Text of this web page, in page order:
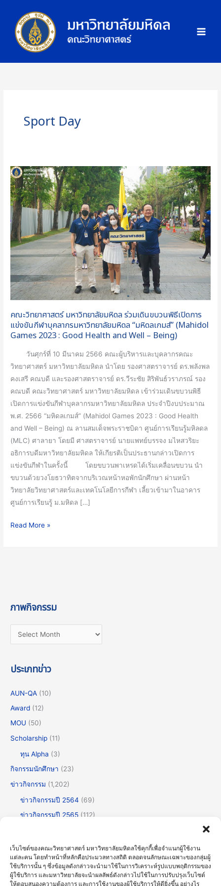
เว็บไซต์ของคณะวิทยาศาสตร์ มหาวิทยาลัยมหิดลใช้คุกกี้เพื่อจำแนกผู้ใช้งาน
แต่ละคน โดยทำหน้าที่หลักคือประมวลทางสถิติ ตลอดจนลักษณะเฉพาะของกลุ่มผู้
ใช้บริการนั้น ๆ ซึ่งข้อมูลดังกล่าวจะนำมาใช้ในการวิเคราะห์รูปแบบพฤติกรรมของ
ผู้ใช้บริการ และมหาวิทยาลัยจะนำผลลัพธ์ดังกล่าวไปใช้ในการปรับปรุงเว็บไซต์
ให้ตอบสนองความต้องการ และการใช้งานของผู้ใช้บริการให้ดียิ่งขึ้น อย่างไร
content
Sport Day
คณะวิทยาศาสตร์ มหาวิทยาลัยมหิดล ร่วมเดินขบวนพิธีเปิดการ
แข่งขันกีฬาบุคลากรมหาวิทยาลัยมหิดล “มหิดลเกมส์” (Mahidol
Games 2023 : Good Health and Well – Being)
วันศุกร์ที่ 10 มีนาคม 2566 คณะผู้บริหารและบุคลากรคณะ
วิทยาศาสตร์ มหาวิทยาลัยมหิดล นำโดย รองศาสตราจารย์ ดร.พลังพล
คงเสรี คณบดี และรองศาสตราจารย์ ดร.วีระชัย สิริพันธ์วราภรณ์ รอง
คณบดี คณะวิทยาศาสตร์ มหาวิทยาลัยมหิดล เข้าร่วมเดินขบวนพิธี
เปิดการแข่งขันกีฬาบุคลากรมหาวิทยาลัยมหิดล ประจําปีงบประมาณ
พ.ศ. 2566 “มหิดลเกมส์” (Mahidol Games 2023 : Good Health
and Well – Being) ณ ลานสมเด็จพระราชบิดา ศูนย์การเรียนรู้มหิลดล
(MLC) ศาลายา โดยมี ศาสตราจารย์ นายแพทย์บรรจง มไหสวริยะ
อธิการบดีมหาวิทยาลัยมหิดล ให้เกียรติเป็นประธานกล่าวเปิดการ
แข่งขันกีฬาในครั้งนี้ โดยขบวนพาเหรดได้เริ่มเคลื่อนขบวน นำ
ขบวนด้วยวงโยธวาทิตจากบริเวณหน้าหอพักนักศึกษา ผ่านหน้า
วิทยาลัยวิทยาศาสตร์และเทคโนโลยีการกีฬา เลี้ยวเข้ามาในอาคาร
ศูนย์การเรียนรู้ ม.มหิดล […]
คณะ
วิทยาศาสตร์
มหาวิทยาลัย
มหิดล
ร่วม
เดิน
ขบวน
พิธี
เปิด
การ
แข่งขัน
บุคลากร
มหาวิทยาลัย
“มหิดล
เกมส์”
(Mahidol
Games
2023
:
Good
Health
and
Well
–
Being)
Read More »
ภาพกิจกรรม
ประเภทข่าว
AUN-QA (10)
Award (12)
MOU (50)
Scholarship (11)
ทุน Alpha (3)
กิจกรรมนักศึกษา (23)
ข่าวกิจกรรม (1,202)
ข่าวกิจกรรมปี 2564 (69)
ข่าวกิจกรรมปี 2565 (112)
ข่าวกิจกรรมปี 2567 (252)
ข่าวกิจกรรมปี 2568(355)
ข่าวกิจกรรมปี 2569(192)